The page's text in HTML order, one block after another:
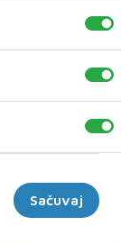
Sačuvaj